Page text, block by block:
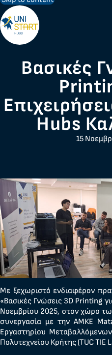
Βασικές
Hubs
15
Με ξεχωριστό ενδιαφέρον
«Βασικές Γνώσεις 3D Printing
Νοεμβρίου 2025, στον χώρο
συνεργασία με την ΑΜΚΕ
Εργαστηρίου
Πολυτεχνείου Κρήτης (TUC TIE